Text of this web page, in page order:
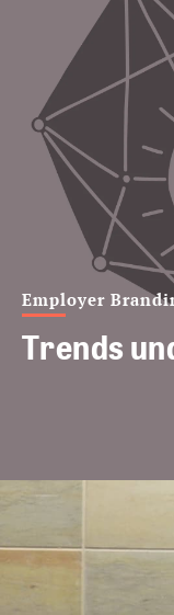
Employer
Trends